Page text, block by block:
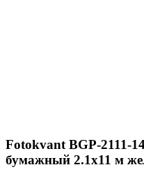
Fotokvant BGP-2111-
бумажный 2.1х11 м